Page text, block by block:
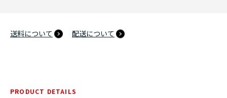
送料について 配送について
PRODUCT DETAILS